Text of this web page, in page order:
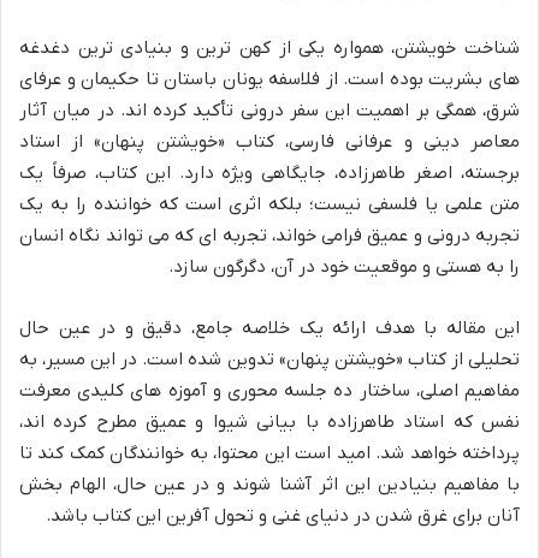
شناخت خویشتن، همواره یکی از کهن ترین و بنیادی ترین دغدغه
های بشریت بوده است. از فلاسفه یونان باستان تا حکیمان و عرفای
شرق، همگی بر اهمیت این سفر درونی تأکید کرده اند. در میان آثار
معاصر دینی و عرفانی فارسی، کتاب «خویشتن پنهان» از استاد
برجسته، اصغر طاهرزاده، جایگاهی ویژه دارد. این کتاب، صرفاً یک
متن علمی یا فلسفی نیست؛ بلکه اثری است که خواننده را به یک
تجربه درونی و عمیق فرامی خواند، تجربه ای که می تواند نگاه انسان
را به هستی و موقعیت خود در آن، دگرگون سازد.
این مقاله با هدف ارائه یک خلاصه جامع، دقیق و در عین حال
تحلیلی از کتاب «خویشتن پنهان» تدوین شده است. در این مسیر، به
مفاهیم اصلی، ساختار ده جلسه محوری و آموزه های کلیدی معرفت
نفس که استاد طاهرزاده با بیانی شیوا و عمیق مطرح کرده اند،
پرداخته خواهد شد. امید است این محتوا، به خوانندگان کمک کند تا
با مفاهیم بنیادین این اثر آشنا شوند و در عین حال، الهام بخش
آنان برای غرق شدن در دنیای غنی و تحول آفرین این کتاب باشد.